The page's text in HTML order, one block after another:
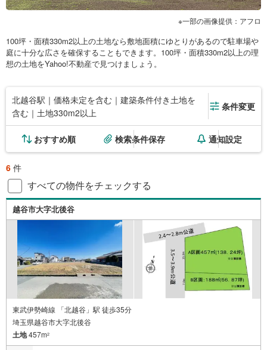
一部の画像提供：アフロ
100坪・面積330m2以上の土地なら敷地面積にゆとりがあるので駐車場や
庭に十分な広さを確保することもできます。100坪・面積330m2以上の理
想の土地をYahoo!不動産で見つけましょう。
北越谷駅｜価格未定を含む｜建築条件付き土地を
含む｜土地330m2以上
条件変更
おすすめ順 検索条件保存 通知設定
6 件
すべての物件をチェックする
越谷市大字北後谷
東武伊勢崎線 「北越谷」駅 徒歩35分
埼玉県越谷市大字北後谷
土地457m2